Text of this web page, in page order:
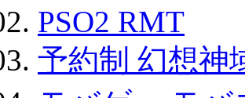
PSO2 RMT
予約制 幻想神